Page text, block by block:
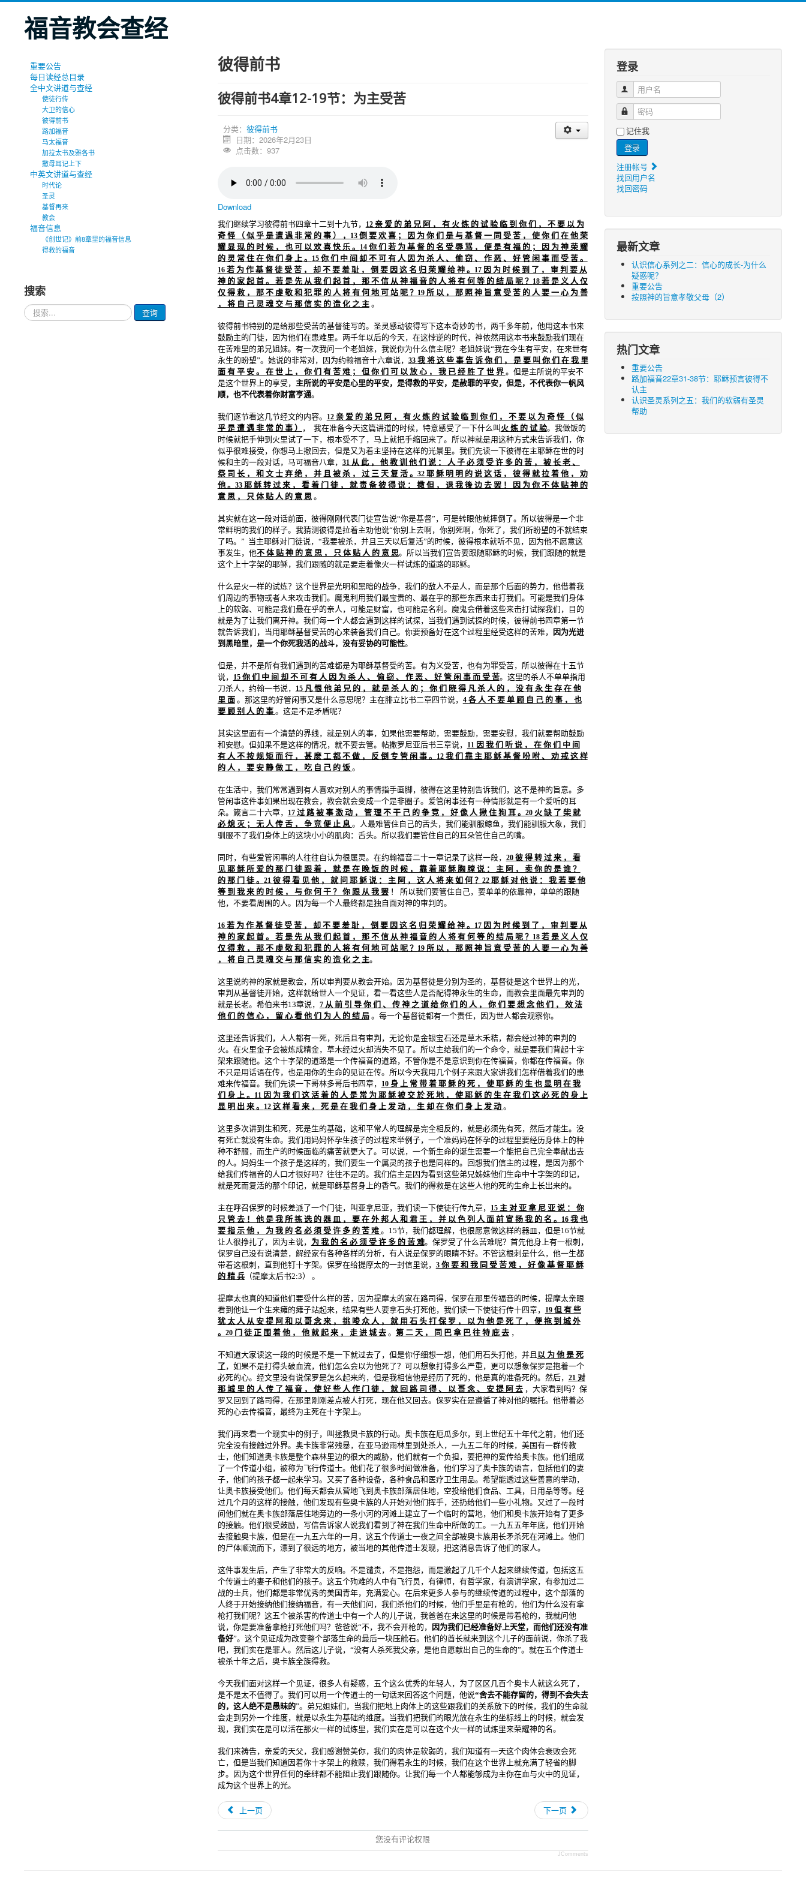
福音教会查经
重要公告
每日读经总目录
全中文讲道与查经
使徒行传
大卫的信心
彼得前书
路加福音
马太福音
加拉太书及雅各书
撒母耳记上下
中英文讲道与查经
时代论
圣灵
基督再来
教会
福音信息
《创世记》前8章里的福音信息
得救的福音
搜索
请
输
查询
彼得前书
彼得前书4章12-19节：为主受苦
分类： 彼得前书
日期：2026年2月23日
点击数：937
Download
我们继续学习彼得前书四章十二到十九节， 12 亲 爱 的 弟 兄 阿 ， 有 火 炼 的 试 验 临 到 你 们 ， 不 要 以 为
奇 怪 （ 似 乎 是 遭 遇 非 常 的 事 ） ，
13 倒 要 欢 喜 ； 因 为 你 们 是 与 基 督 一 同 受 苦 ， 使 你 们 在 他 荣
耀 显 现 的 时 候 ， 也 可 以 欢 喜 快 乐 。
14 你 们 若 为 基 督 的 名 受 辱 骂 ， 便 是 有 福 的 ； 因 为 神 荣 耀
的 灵 常 住 在 你 们 身 上 。
15 你 们 中 间 却 不 可 有 人 因 为 杀 人 、 偷 窃 、 作 恶 、 好 管 闲 事 而 受 苦 。
16 若 为 作 基 督 徒 受 苦 ， 却 不 要 羞 耻 ， 倒 要 因 这 名 归 荣 耀 给 神 。 17 因 为 时 候 到 了 ， 审 判 要 从
神 的 家 起 首 。 若 是 先 从 我 们 起 首 ， 那 不 信 从 神 福 音 的 人 将 有 何 等 的 结 局 呢 ？ 18 若 是 义 人 仅
仅 得 救 ， 那 不 虔 敬 和 犯 罪 的 人 将 有 何 地 可 站 呢 ？ 19 所 以 ， 那 照 神 旨 意 受 苦 的 人 要 一 心 为 善
， 将 自 己 灵 魂 交 与 那 信 实 的 造 化 之 主。
彼得前书特别的是给那些受苦的基督徒写的。圣灵感动彼得写下这本奇妙的书，两千多年前，他用这本书来
鼓励主的门徒，因为他们在患难里。两千年以后的今天，在这悖逆的时代，神依然用这本书来鼓励我们现在
在苦难里的弟兄姐妹。有一次我问一个老姐妹，我说你为什么信主呢？老姐妹说“我在今生有平安，在来世有
永生的盼望”。她说的非常对，因为约翰福音十六章说， 33 我 将 这 些 事 告 诉 你 们 ， 是 要 叫 你 们 在 我 里
面 有 平 安 。 在 世 上 ， 你 们 有 苦 难 ； 但 你 们 可 以 放 心 ， 我 已 经 胜 了 世 界 。但是主所说的平安不
是这个世界上的享受， 主所说的平安是心里的平安，是得救的平安，是赦罪的平安，但是，不代表你一帆风
顺，也不代表着你财富亨通。
我们逐节看这几节经文的内容。 12 亲 爱 的 弟 兄 阿 ， 有 火 炼 的 试 验 临 到 你 们 ， 不 要 以 为 奇 怪 （ 似
乎 是 遭 遇 非 常 的 事 ）
， 我在准备今天这篇讲道的时候，特意感受了一下什么叫 火 炼 的 试 验。我做饭的
时候就把手伸到火里试了一下，根本受不了，马上就把手缩回来了。所以神就是用这种方式来告诉我们，你
似乎很难接受，你想马上撤回去，但是又为着主坚持在这样的光景里。我们先读一下彼得在主耶稣在世的时
候和主的一段对话，马可福音八章， 31 从 此 ， 他 教 训 他 们 说 ： 人 子 必 须 受 许 多 的 苦 ， 被 长 老 、
祭 司 长 ， 和 文 士 弃 绝 ， 并 且 被 杀 ， 过 三 天 复 活 。 32 耶 稣 明 明 的 说 这 话 ， 彼 得 就 拉 着 他 ， 劝
他 。 33 耶 稣 转 过 来 ， 看 着 门 徒 ， 就 责 备 彼 得 说 ： 撒 但 ， 退 我 後 边 去 罢 ！ 因 为 你 不 体 贴 神 的
意 思 ， 只 体 贴 人 的 意 思。
其实就在这一段对话前面，彼得刚刚代表门徒宣告说“你是基督”，可是转眼他就摔倒了。所以彼得是一个非
常鲜明的我们的样子。我猜测彼得是拉着主劝他说“你别上去啊，你别死啊，你死了，我们所盼望的不就结束
了吗。” 当主耶稣对门徒说，“我要被杀，并且三天以后复活”的时候，彼得根本就听不见，因为他不愿意这
事发生，他不 体 贴 神 的 意 思 ， 只 体 贴 人 的 意 思。所以当我们宣告要跟随耶稣的时候，我们跟随的就是
这个上十字架的耶稣，我们跟随的就是要走着像火一样试炼的道路的耶稣。
什么是火一样的试炼？这个世界是光明和黑暗的战争，我们的敌人不是人，而是那个后面的势力，他借着我
们周边的事物或者人来攻击我们。魔鬼利用我们最宝贵的、最在乎的那些东西来击打我们。可能是我们身体
上的软弱、可能是我们最在乎的亲人，可能是财富，也可能是名利。魔鬼会借着这些来击打试探我们，目的
就是为了让我们离开神。我们每一个人都会遇到这样的试探，当我们遇到试探的时候，彼得前书四章第一节
就告诉我们，当用耶稣基督受苦的心来装备我们自己。你要预备好在这个过程里经受这样的苦难，
因为光进
到黑暗里，是一个你死我活的战斗，没有妥协的可能性。
但是，并不是所有我们遇到的苦难都是为耶稣基督受的苦。有为义受苦，也有为罪受苦，所以彼得在十五节
说，
15 你 们 中 间 却 不 可 有 人 因 为 杀 人 、 偷 窃 、 作 恶 、 好 管 闲 事 而 受 苦。这里的杀人不单单指用
刀杀人，约翰一书说，
15 凡 恨 他 弟 兄 的 ， 就 是 杀 人 的 ； 你 们 晓 得 凡 杀 人 的 ， 没 有 永 生 存 在 他
里 面。那这里的好管闲事又是什么意思呢？主在腓立比书二章四节说， 4 各 人 不 要 单 顾 自 己 的 事 ， 也
要 顾 别 人 的 事 。这是不是矛盾呢？
其实这里面有一个清楚的界线，就是别人的事，如果他需要帮助，需要鼓励，需要安慰，我们就要帮助鼓励
和安慰。但如果不是这样的情况，就不要去管。帖撒罗尼亚后书三章说，
11 因 我 们 听 说 ， 在 你 们 中 间
有 人 不 按 规 矩 而 行 ， 甚 麽 工 都 不 做 ， 反 倒 专 管 闲 事 。
12 我 们 靠 主 耶 稣 基 督 吩 咐 、 劝 戒 这 样
的 人 ， 要 安 静 做 工 ， 吃 自 己 的 饭 。
在生活中，我们常常遇到有人喜欢对别人的事情指手画脚，彼得在这里特别告诉我们，这不是神的旨意。多
管闲事这件事如果出现在教会，教会就会变成一个是非圈子。爱管闲事还有一种情形就是有一个爱听的耳
朵。箴言二十六章，
17 过 路 被 事 激 动 ， 管 理 不 干 己 的 争 竞 ， 好 像 人 揪 住 狗 耳 。 20 火 缺 了 柴 就
必 熄 灭 ； 无 人 传 舌 ， 争 竞 便 止 息 。人最难管住自己的舌头，我们能驯服鲸鱼，我们能驯服大象，我们
驯服不了我们身体上的这块小小的肌肉：舌头。所以我们要管住自己的耳朵管住自己的嘴。
同时，有些爱管闲事的人往往自认为很属灵。在约翰福音二十一章记录了这样一段， 20 彼 得 转 过 来 ， 看
见 耶 稣 所 爱 的 那 门 徒 跟 着 ， 就 是 在 晚 饭 的 时 候 ， 靠 着 耶 稣 胸 膛 说 ： 主 阿 ， 卖 你 的 是 谁 ？
的 那 门 徒 。 21 彼 得 看 见 他 ， 就 问 耶 稣 说 ： 主 阿 ， 这 人 将 来 如 何 ？ 22 耶 稣 对 他 说 ： 我 若 要 他
等 到 我 来 的 时 候 ， 与 你 何 干 ？ 你 跟 从 我 罢！ 所以我们要管住自己，要单单的依靠神，单单的跟随
他，不要看周围的人。因为每一个人最终都是独自面对神的审判的。
16 若 为 作 基 督 徒 受 苦 ， 却 不 要 羞 耻 ， 倒 要 因 这 名 归 荣 耀 给 神 。 17 因 为 时 候 到 了 ， 审 判 要 从
神 的 家 起 首 。 若 是 先 从 我 们 起 首 ， 那 不 信 从 神 福 音 的 人 将 有 何 等 的 结 局 呢 ？ 18 若 是 义 人 仅
仅 得 救 ， 那 不 虔 敬 和 犯 罪 的 人 将 有 何 地 可 站 呢 ？ 19 所 以 ， 那 照 神 旨 意 受 苦 的 人 要 一 心 为 善
， 将 自 己 灵 魂 交 与 那 信 实 的 造 化 之 主。
这里说的神的家就是教会，所以审判要从教会开始。因为基督徒是分别为圣的，基督徒是这个世界上的光，
审判从基督徒开始，这样就给世人一个见证，看一看这些人是否配得神永生的生命，而教会里面最先审判的
就是长老。希伯来书13章说， 7 从 前 引 导 你 们 、 传 神 之 道 给 你 们 的 人 ， 你 们 要 想 念 他 们 ， 效 法
他 们 的 信 心 ， 留 心 看 他 们 为 人 的 结 局。每一个基督徒都有一个责任，因为世人都会观察你。
这里还告诉我们，人人都有一死，死后且有审判，无论你是金银宝石还是草木禾秸，都会经过神的审判的
火。在火里金子会被炼成精金，草木经过火却消失不见了。所以主给我们的一个命令，就是要我们背起十字
架来跟随他。这个十字架的道路是一个传福音的道路，不管你是不是意识到你在传福音，你都在传福音。你
不只是用话语在传，也是用你的生命的见证在传。所以今天我用几个例子来跟大家讲我们怎样借着我们的患
难来传福音。我们先读一下哥林多哥后书四章，
10 身 上 常 带 着 耶 稣 的 死 ， 使 耶 稣 的 生 也 显 明 在 我
们 身 上 。
11 因 为 我 们 这 活 着 的 人 是 常 为 耶 稣 被 交 於 死 地 ， 使 耶 稣 的 生 在 我 们 这 必 死 的 身 上
显 明 出 来 。
12 这 样 看 来 ， 死 是 在 我 们 身 上 发 动 ， 生 却 在 你 们 身 上 发 动 。
这里多次讲到生和死，死是生的基础，这和平常人的理解是完全相反的，就是必须先有死，然后才能生。没
有死亡就没有生命。我们用妈妈怀孕生孩子的过程来举例子，一个准妈妈在怀孕的过程里要经历身体上的种
种不舒服，而生产的时候面临的痛苦就更大了。可以说，一个新生命的诞生需要一个能把自己完全奉献出去
的人。妈妈生一个孩子是这样的，我们要生一个属灵的孩子也是同样的。回想我们信主的过程，是因为那个
给我们传福音的人口才很好吗？往往不是的。我们信主是因为看到这些弟兄姊妹他们生命中十字架的印记，
就是死而复活的那个印记，就是耶稣基督身上的香气。我们的得救是在这些人他的死的生命上长出来的。
主在呼召保罗的时候差派了一个门徒，叫亚拿尼亚，我们读一下使徒行传九章， 15 主 对 亚 拿 尼 亚 说 ： 你
只 管 去 ！ 他 是 我 所 拣 选 的 器 皿 ， 要 在 外 邦 人 和 君 王 ， 并 以 色 列 人 面 前 宣 扬 我 的 名 。
16 我 也
要 指 示 他 ， 为 我 的 名 必 须 受 许 多 的 苦 难 。15节，我们都理解，也很愿意做这样的器皿，但是16节就
让人很挣扎了，因为主说， 为 我 的 名 必 须 受 许 多 的 苦 难。保罗受了什么苦难呢？首先他身上有一根刺，
保罗自己没有说清楚，解经家有各种各样的分析，有人说是保罗的眼睛不好。不管这根刺是什么，他一生都
带着这根刺，直到他钉十字架。保罗在给提摩太的一封信里说， 3 你 要 和 我 同 受 苦 难 ， 好 像 基 督 耶 稣
的 精 兵（提摩太后书2:3） 。
提摩太也真的知道他们要受什么样的苦，因为提摩太的家在路司得，保罗在那里传福音的时候，提摩太亲眼
看到他让一个生来瘫的瘫子站起来，结果有些人要拿石头打死他，我们读一下使徒行传十四章，
19 但 有 些
犹 太 人 从 安 提 阿 和 以 哥 念 来 ， 挑 唆 众 人 ， 就 用 石 头 打 保 罗 ， 以 为 他 是 死 了 ， 便 拖 到 城 外
。 20 门 徒 正 围 着 他 ， 他 就 起 来 ， 走 进 城 去。 第 二 天 ， 同 巴 拿 巴 往 特 庇 去，
不知道大家读这一段的时候是不是一下就过去了，但是你仔细想一想，他们用石头打他，并且 以 为 他 是 死
了 ，如果不是打得头破血流，他们怎么会以为他死了？可以想象打得多么严重，更可以想象保罗是抱着一个
必死的心。经文里没有说保罗是怎么起来的，但是我相信他是经历了死的，他是真的准备死的。然后， 21 对
那 城 里 的 人 传 了 福 音 ， 使 好 些 人 作 门 徒 ， 就 回 路 司 得 、 以 哥 念 、 安 提 阿 去，大家看到吗？保
罗又回到了路司得，在那里刚刚差点被人打死，现在他又回去。保罗实在是遵循了神对他的嘱托。他带着必
死的心去传福音，最终为主死在十字架上。
我们再来看一个现实中的例子，叫拯救奥卡族的行动。奥卡族在厄瓜多尔，到上世纪五十年代之前，他们还
完全没有接触过外界。奥卡族非常残暴，在亚马逊雨林里到处杀人，一九五二年的时候，美国有一群传教
士，他们知道奥卡族是整个森林里边的很大的威胁，他们就有一个负担，要把神的爱传给奥卡族。他们组成
了一个传道小组，被称为飞行传道士。他们花了很多时间做准备，他们学习了奥卡族的语言，包括他们的妻
子，他们的孩子都一起来学习。又买了各种设备，各种食品和医疗卫生用品。希望能透过这些善意的举动，
让奥卡族接受他们。他们每天都会从营地飞到奥卡族部落居住地，空投给他们食品、工具，日用品等等。经
过几个月的这样的接触，他们发现有些奥卡族的人开始对他们挥手，还扔给他们一些小礼物。又过了一段时
间他们就在奥卡族部落居住地旁边的一条小河的河滩上建立了一个临时的营地，他们和奥卡族开始有了更多
的接触。他们很受鼓励，写信告诉家人说我们看到了神在我们生命中所做的工。一九五五年年底，他们开始
去接触奥卡族，但是在一九五六年的一月，这五个传道士一夜之间全部被奥卡族用长矛杀死在河滩上。他们
的尸体顺流而下，漂到了很远的地方，被当地的其他传道士发现，把这消息告诉了他们的家人。
这件事发生后，产生了非常大的反响。不是谴责，不是抱怨，而是激起了几千个人起来继续传道，包括这五
个传道士的妻子和他们的孩子。这五个殉难的人中有飞行员，有律师，有哲学家，有演讲学家，有参加过二
战的士兵，他们都是非常优秀的美国青年，充满爱心。在后来更多人参与的继续传道的过程中，这个部落的
人终于开始接纳他们接纳福音，有一天他们问，我们杀他们的时候，他们手里是有枪的，他们为什么没有拿
枪打我们呢？这五个被杀害的传道士中有一个人的儿子说，我爸爸在来这里的时候是带着枪的，我就问他
说，你是要准备拿枪打死他们吗？爸爸说“不，我不会开枪的，
因为我们已经准备好上天堂，而他们还没有准
备好”。这个见证成为改变整个部落生命的最后一块压舱石。他们的酋长就来到这个儿子的面前说，你杀了我
吧，我们实在是罪人。然后这儿子说，“没有人杀死我父亲，是他自愿献出自己的生命的”。就在五个传道士
被杀十年之后，奥卡族全族得救。
今天我们面对这样一个见证，很多人有疑惑，五个这么优秀的年轻人，为了区区几百个奥卡人就这么死了，
是不是太不值得了。我们可以用一个传道士的一句话来回答这个问题，他说“舍去不能存留的，得到不会失去
的，这人绝不是愚昧的”。弟兄姐妹们，当我们把地上肉体上的这些跟我们的关系放下的时候，我们的生命就
会走到另外一个维度，就是以永生为基础的维度。当我们把我们的眼光放在永生的坐标线上的时候，就会发
现，我们实在是可以活在那火一样的试炼里，我们实在是可以在这个火一样的试炼里来荣耀神的名。
我们来祷告，亲爱的天父，我们感谢赞美你，我们的肉体是软弱的，我们知道有一天这个肉体会衰败会死
亡，但是当我们知道因着你十字架上的救赎，我们得着永生的时候，我们在这个世界上就充满了轻省的脚
步。因为这个世界任何的牵绊都不能阻止我们跟随你。让我们每一个人都能够成为主你在血与火中的见证，
成为这个世界上的光。
上一页 下一页
您没有评论权限
JComments
登录
用户名
密码
记住我
登录
注册帐号
找回用户名
找回密码
最新文章
认识信心系列之二：信心的成长-为什么
疑惑呢？
重要公告
按照神的旨意孝敬父母（2）
热门文章
重要公告
路加福音22章31-38节：耶稣预言彼得不
认主
认识圣灵系列之五：我们的软弱有圣灵
帮助